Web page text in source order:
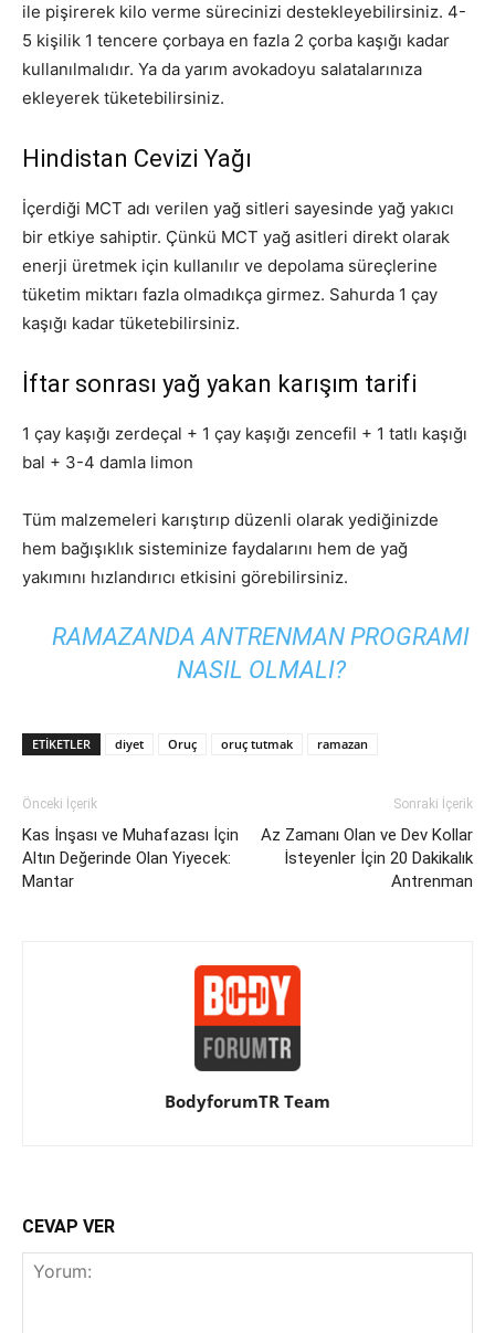
ile pişirerek kilo verme sürecinizi destekleyebilirsiniz. 4-
5 kişilik 1 tencere çorbaya en fazla 2 çorba kaşığı kadar
kullanılmalıdır. Ya da yarım avokadoyu salatalarınıza
ekleyerek tüketebilirsiniz.
Hindistan Cevizi Yağı
İçerdiği MCT adı verilen yağ sitleri sayesinde yağ yakıcı
bir etkiye sahiptir. Çünkü MCT yağ asitleri direkt olarak
enerji üretmek için kullanılır ve depolama süreçlerine
tüketim miktarı fazla olmadıkça girmez. Sahurda 1 çay
kaşığı kadar tüketebilirsiniz.
İftar sonrası yağ yakan karışım tarifi
1 çay kaşığı zerdeçal + 1 çay kaşığı zencefil + 1 tatlı kaşığı
bal + 3-4 damla limon
Tüm malzemeleri karıştırıp düzenli olarak yediğinizde
hem bağışıklık sisteminize faydalarını hem de yağ
yakımını hızlandırıcı etkisini görebilirsiniz.
RAMAZANDA ANTRENMAN PROGRAMI
NASIL OLMALI?
ETIKETLER diyet Oruç oruç tutmak ramazan
Önceki İçerik
Kas İnşası ve Muhafazası İçin
Altın Değerinde Olan Yiyecek:
Mantar
Sonraki İçerik
Az Zamanı Olan ve Dev Kollar
İsteyenler İçin 20 Dakikalık
Antrenman
BodyforumTR Team
CEVAP VER